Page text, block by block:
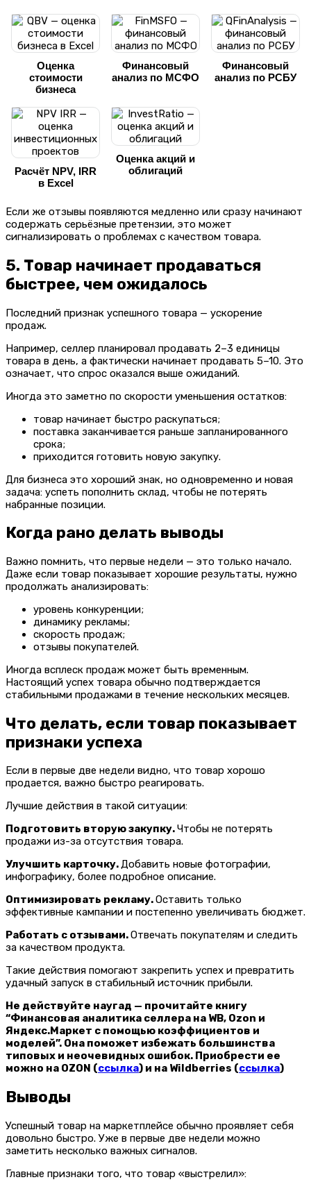
Оценка
стоимости
бизнеса
Финансовый
анализ по МСФО
Финансовый
анализ по РСБУ
Расчёт NPV, IRR
в Excel
Оценка акций и
облигаций
Если же отзывы появляются медленно или сразу начинают
содержать серьёзные претензии, это может
сигнализировать о проблемах с качеством товара.
5. Товар начинает продаваться
быстрее, чем ожидалось
Последний признак успешного товара — ускорение
продаж.
Например, селлер планировал продавать 2–3 единицы
товара в день, а фактически начинает продавать 5–10. Это
означает, что спрос оказался выше ожиданий.
Иногда это заметно по скорости уменьшения остатков:
товар начинает быстро раскупаться;
поставка заканчивается раньше запланированного
срока;
приходится готовить новую закупку.
Для бизнеса это хороший знак, но одновременно и новая
задача: успеть пополнить склад, чтобы не потерять
набранные позиции.
Когда рано делать выводы
Важно помнить, что первые недели — это только начало.
Даже если товар показывает хорошие результаты, нужно
продолжать анализировать:
уровень конкуренции;
динамику рекламы;
скорость продаж;
отзывы покупателей.
Иногда всплеск продаж может быть временным.
Настоящий успех товара обычно подтверждается
стабильными продажами в течение нескольких месяцев.
Что делать, если товар показывает
признаки успеха
Если в первые две недели видно, что товар хорошо
продается, важно быстро реагировать.
Лучшие действия в такой ситуации:
Подготовить вторую закупку.Чтобы не потерять
продажи из-за отсутствия товара.
Улучшить карточку.Добавить новые фотографии,
инфографику, более подробное описание.
Оптимизировать рекламу.Оставить только
эффективные кампании и постепенно увеличивать бюджет.
Работать с отзывами.Отвечать покупателям и следить
за качеством продукта.
Такие действия помогают закрепить успех и превратить
удачный запуск в стабильный источник прибыли.
Не действуйте наугад — прочитайте книгу
“Финансовая аналитика селлера на WB, Ozon и
Яндекс.Маркет с помощью коэффициентов и
моделей”. Она поможет избежать большинства
типовых и неочевидных ошибок. Приобрести ее
можно на OZON (ссылка) и на Wildberries (ссылка)
Выводы
Успешный товар на маркетплейсе обычно проявляет себя
довольно быстро. Уже в первые две недели можно
заметить несколько важных сигналов.
Главные признаки того, что товар «выстрелил»: